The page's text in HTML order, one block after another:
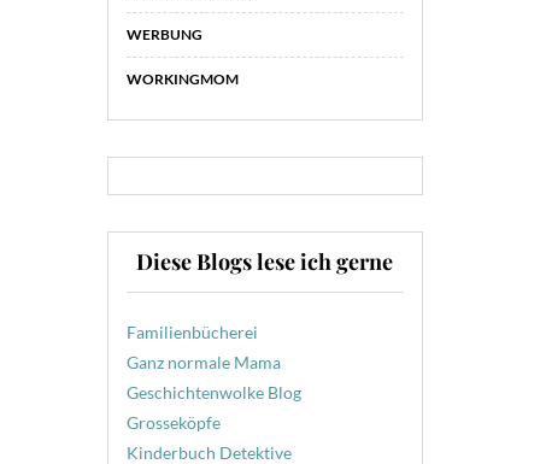
WERBUNG
WORKINGMOM
Diese Blogs lese ich gerne
Familienbücherei
Ganz normale Mama
Geschichtenwolke Blog
Grosseköpfe
Kinderbuch Detektive